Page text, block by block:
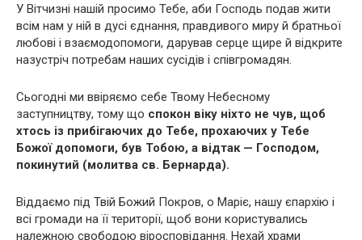
У Вітчизні нашій просимо Тебе, аби Господь подав жити
всім нам у ній в дусі єднання, правдивого миру й братньої
любові і взаємодопомоги, дарував серце щире й відкрите
назустріч потребам наших сусідів і співгромадян.
Сьогодні ми ввіряємо себе Твому Небесному
заступництву, тому що спокон віку ніхто не чув, щоб
хтось із прибігаючих до Тебе, прохаючих у Тебе
Божої допомоги, був Тобою, а відтак — Господом,
покинутий (молитва св. Бернарда).
Віддаємо під Твій Божий Покров, о Маріє, нашу єпархію і
всі громади на її території, щоб вони користувались
належною свободою віросповідання. Нехай храми